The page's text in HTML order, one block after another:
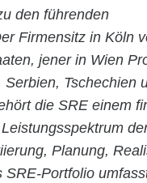
den führenden
Firmensitz in Köln
jener in Wien
Tschechien
die SRE einem
Planung,
SRE-Portfolio